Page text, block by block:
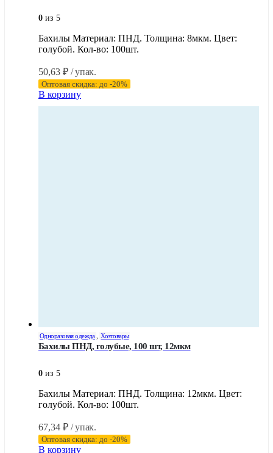
0 из 5
Бахилы Материал: ПНД. Толщина: 8мкм. Цвет:
голубой. Кол-во: 100шт.
50,63 ₽ / упак.
Оптовая скидка: до -20%
В корзину
Одноразовая одежда, Хозтовары
Бахилы ПНД, голубые, 100 шт, 12мкм
0 из 5
Бахилы Материал: ПНД. Толщина: 12мкм. Цвет:
голубой. Кол-во: 100шт.
67,34 ₽ / упак.
Оптовая скидка: до -20%
В корзину